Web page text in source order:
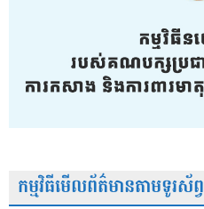
កម្មវិធីមើលព័ត៌មានតាមទូរស័ព្វ